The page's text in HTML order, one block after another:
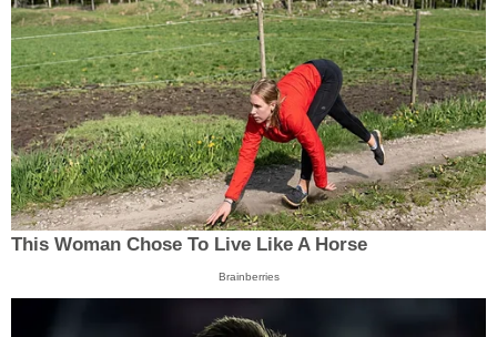
This Woman Chose To Live Like A Horse
Brainberries